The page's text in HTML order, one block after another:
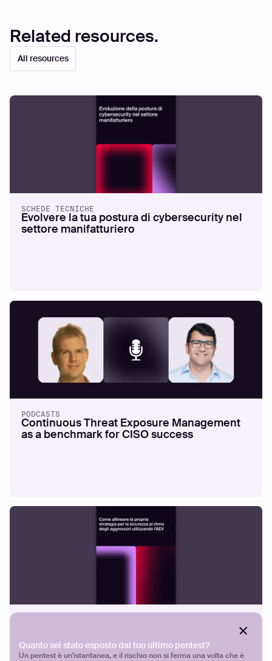
Quanto sei stato esposto dal tuo ultimo pentest?
Un pentest è un'istantanea, e il rischio non si ferma una volta che è
Related resources.
All resources
SCHEDE TECNICHE
Evolvere la tua postura di cybersecurity nel
settore manifatturiero
PODCASTS
Continuous Threat Exposure Management
as a benchmark for CISO success
Il vantaggio della velocità: Come allineare la
strategia di sicurezza al ritmo degli
attaccanti con l'AEV